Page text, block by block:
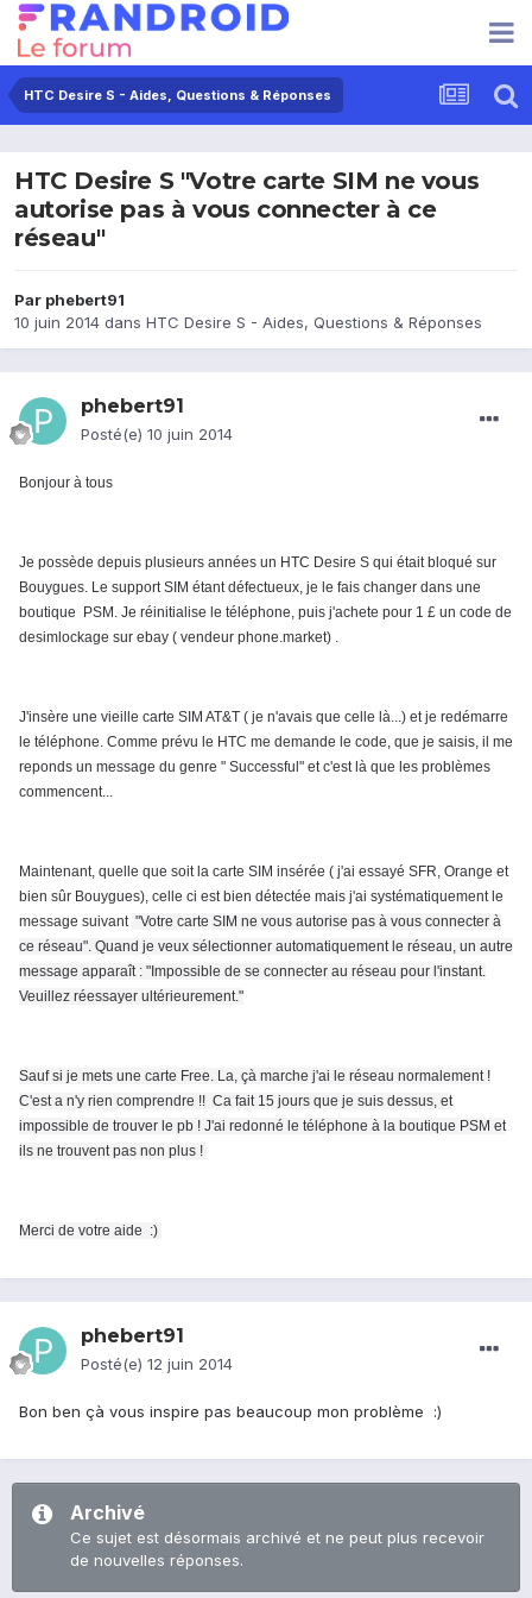
HTC Desire S - Aides, Questions & Réponses
HTC Desire S "Votre carte SIM ne vous
autorise pas à vous connecter à ce
réseau"
Par phebert91
10 juin 2014 dans HTC Desire S - Aides, Questions & Réponses
phebert91
Posté(e) 10 juin 2014
Bonjour à tous
Je possède depuis plusieurs années un HTC Desire S qui était bloqué sur
Bouygues. Le support SIM étant défectueux, je le fais changer dans une
boutique PSM. Je réinitialise le téléphone, puis j'achete pour 1 £ un code de
desimlockage sur ebay ( vendeur phone.market) .
J'insère une vieille carte SIM AT&T ( je n'avais que celle là...) et je redémarre
le téléphone. Comme prévu le HTC me demande le code, que je saisis, il me
reponds un message du genre " Successful" et c'est là que les problèmes
commencent...
Maintenant, quelle que soit la carte SIM insérée ( j'ai essayé SFR, Orange et
bien sûr Bouygues), celle ci est bien détectée mais j'ai systématiquement le
message suivant "Votre carte SIM ne vous autorise pas à vous connecter à
ce réseau". Quand je veux sélectionner automatiquement le réseau, un autre
message apparaît : "Impossible de se connecter au réseau pour l'instant.
Veuillez réessayer ultérieurement."
Sauf si je mets une carte Free. La, çà marche j'ai le réseau normalement !
C'est a n'y rien comprendre !! Ca fait 15 jours que je suis dessus, et
impossible de trouver le pb ! J'ai redonné le téléphone à la boutique PSM et
ils ne trouvent pas non plus !
Merci de votre aide :)
phebert91
Posté(e) 12 juin 2014
Bon ben çà vous inspire pas beaucoup mon problème :)
Archivé
Ce sujet est désormais archivé et ne peut plus recevoir
de nouvelles réponses.